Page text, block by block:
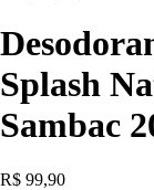
Splash
Sambac
R$ 99,90